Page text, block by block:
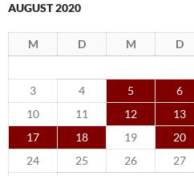
AUGUST 2020
M D M D
3
4 5 6
10
11 12 13
17
18 19 20
24
25 26 27